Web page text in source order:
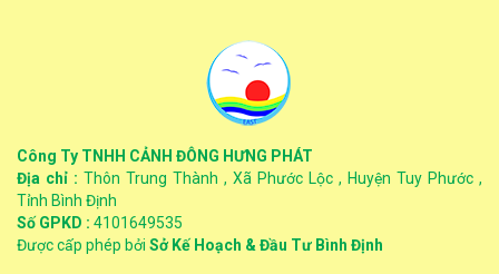
Công Ty TNHH CẢNH ĐÔNG HƯNG PHÁT
Địa chỉ : Thôn Trung Thành , Xã Phước Lộc , Huyện Tuy Phước ,
Tỉnh Bình Định
Số GPKD : 4101649535
Được cấp phép bởi Sở Kế Hoạch & Đầu Tư Bình Định